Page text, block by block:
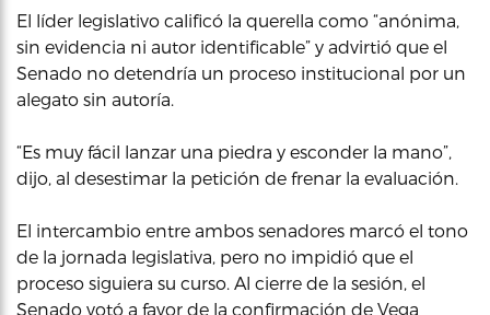
El líder legislativo calificó la querella como “anónima,
sin evidencia ni autor identificable” y advirtió que el
Senado no detendría un proceso institucional por un
alegato sin autoría.
“Es muy fácil lanzar una piedra y esconder la mano”,
dijo, al desestimar la petición de frenar la evaluación.
El intercambio entre ambos senadores marcó el tono
de la jornada legislativa, pero no impidió que el
proceso siguiera su curso. Al cierre de la sesión, el
Senado votó a favor de la confirmación de Vega